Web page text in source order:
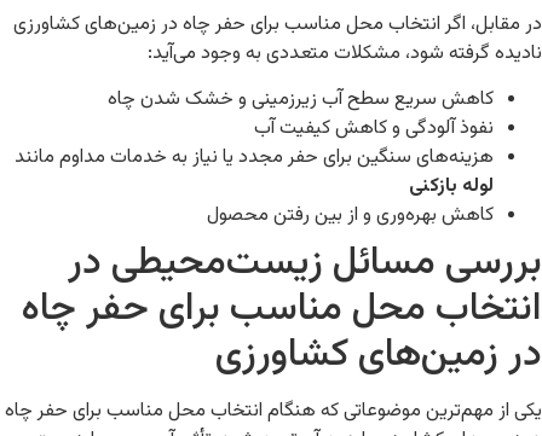
در مقابل، اگر انتخاب محل مناسب برای حفر چاه در زمین‌های کشاورزی
نادیده گرفته شود، مشکلات متعددی به وجود می‌آید:
کاهش سریع سطح آب زیرزمینی و خشک شدن چاه
نفوذ آلودگی و کاهش کیفیت آب
هزینه‌های سنگین برای حفر مجدد یا نیاز به خدمات مداوم مانند
لوله بازکنی
کاهش بهره‌وری و از بین رفتن محصول
بررسی مسائل زیست‌محیطی در
انتخاب محل مناسب برای حفر چاه
در زمین‌های کشاورزی
یکی از مهم‌ترین موضوعاتی که هنگام انتخاب محل مناسب برای حفر چاه